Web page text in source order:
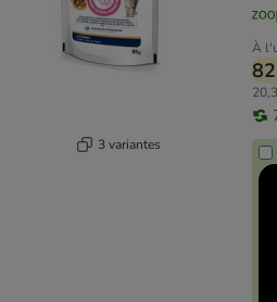
3 variantes
À